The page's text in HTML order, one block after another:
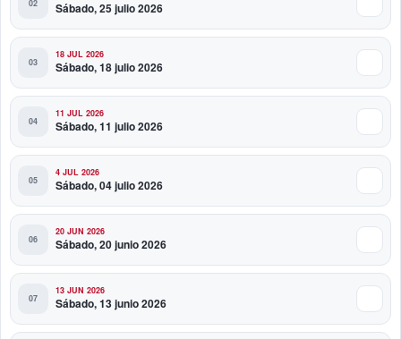
Sábado, 25 julio 2026
18 JUL 2026
Sábado, 18 julio 2026
11 JUL 2026
Sábado, 11 julio 2026
4 JUL 2026
Sábado, 04 julio 2026
20 JUN 2026
Sábado, 20 junio 2026
13 JUN 2026
Sábado, 13 junio 2026